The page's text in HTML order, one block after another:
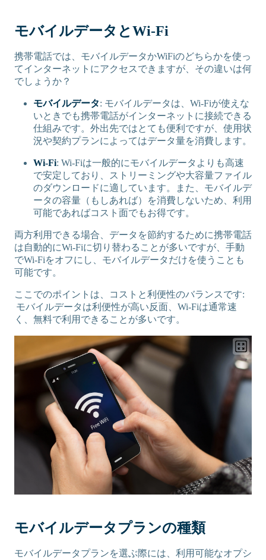
モバイルデータとWi-Fi
携帯電話では、モバイルデータかWiFiのどちらかを使っ
てインターネットにアクセスできますが、その違いは何
でしょうか？
モバイルデータ: モバイルデータは、Wi-Fiが使えな
いときでも携帯電話がインターネットに接続できる
仕組みです。外出先ではとても便利ですが、使用状
況や契約プランによってはデータ量を消費します。
Wi-Fi: Wi-Fiは一般的にモバイルデータよりも高速
で安定しており、ストリーミングや大容量ファイル
のダウンロードに適しています。また、モバイルデ
ータの容量（もしあれば）を消費しないため、利用
可能であればコスト面でもお得です。
両方利用できる場合、データを節約するために携帯電話
は自動的にWi-Fiに切り替わることが多いですが、手動
でWi-Fiをオフにし、モバイルデータだけを使うことも
可能です。
ここでのポイントは、コストと利便性のバランスです:
モバイルデータは利便性が高い反面、Wi-Fiは通常速
く、無料で利用できることが多いです。
モバイルデータプランの種類
モバイルデータプランを選ぶ際には、利用可能なオプシ